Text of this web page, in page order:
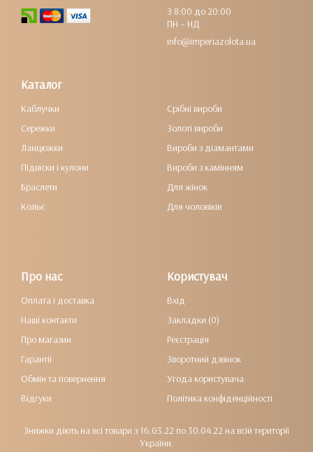
З 8:00 до 20:00
ПН – НД
info@imperiazolota.ua
Каталог
Каблучки
Сережки
Ланцюжки
Підвіски і кулони
Браслети
Кольє
Срібні вироби
Золоті вироби
Вироби з діамантами
Вироби з камінням
Для жінок
Для чоловіків
Про нас
Оплата і доставка
Наші контакти
Про магазин
Гарантії
Обмін та повернення
Відгуки
Користувач
Вхід
Закладки (0)
Реєстрація
Зворотний дзвінок
Угода користувача
Політика конфіденційності
Знижки діють на всі товари з 16.03.22 по 30.04.22 на всій території
України.